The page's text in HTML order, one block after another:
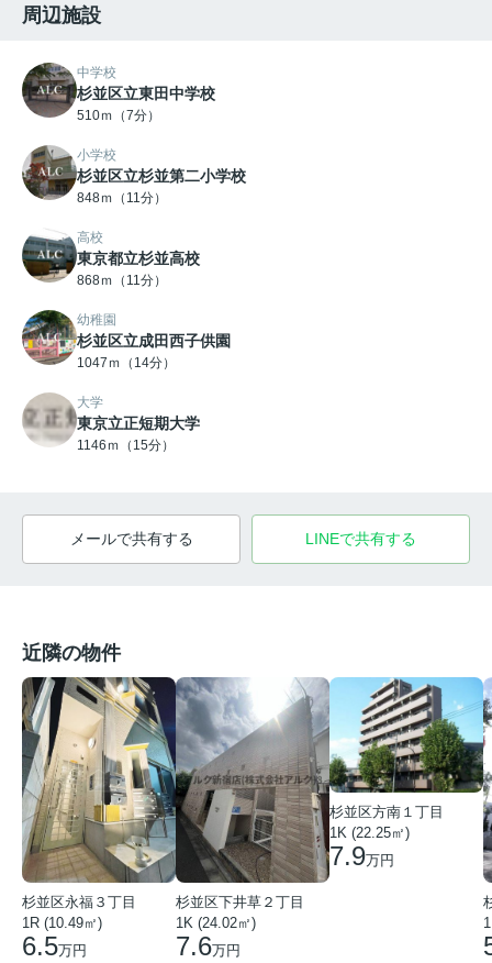
周辺施設
中学校
杉並区立東田中学校
510ｍ（7分）
小学校
杉並区立杉並第二小学校
848ｍ（11分）
高校
東京都立杉並高校
868ｍ（11分）
幼稚園
杉並区立成田西子供園
1047ｍ（14分）
大学
東京立正短期大学
1146ｍ（15分）
メールで共有する LINEで共有する
近隣の物件
杉並区永福３丁目
1R (10.49㎡)
6.5万円
杉並区下井草２丁目
1K (24.02㎡)
7.6万円
杉並区方南１丁目
1K (22.25㎡)
7.9万円